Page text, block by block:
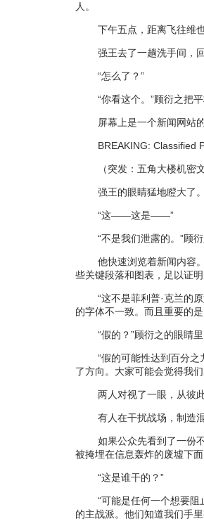
人。
下午五点，距离飞往维
强王去了一趟洗手间，
“怎么了？”
“你看这个。 ”顾衍之把
屏幕上是一个新闻网站
BREAKING: Classified
（突发：五角大楼机密
强王的眼睛猛地瞪大了
“这——这是——”
“不是我们泄露的。 ”顾
他快速浏览着新闻内容
些关键段落和图表，足以证
“这不是菲利普·克兰的
的字体不一致。而且重要的
“假的？”顾衍之的眼睛
“假的可能性达到百分之
了方向。大家可能会觉得我
两人对视了一眼，从彼
有人在干扰战场，制造
如果公众先看到了一份
被掩埋在信息轰炸的废墟下
“这是谁干的？”
“可能是任何一个想要阻
的主战派。他们知道我们手